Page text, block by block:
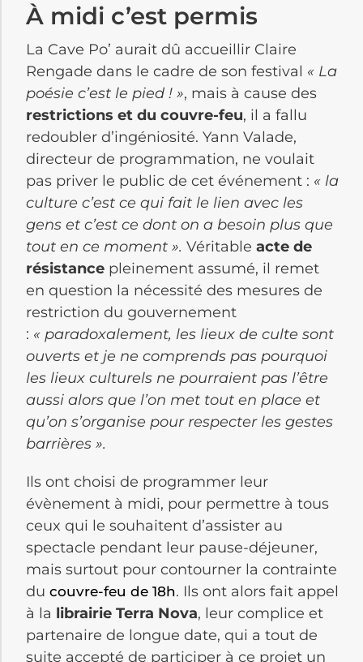
À midi c’est permis
La Cave Po’ aurait dû accueillir Claire
Rengade dans le cadre de son festival « La
poésie c’est le pied ! », mais à cause des
restrictions et du couvre-feu, il a fallu
redoubler d’ingéniosité. Yann Valade,
directeur de programmation, ne voulait
pas priver le public de cet événement : « la
culture c’est ce qui fait le lien avec les
gens et c’est ce dont on a besoin plus que
tout en ce moment ». Véritable acte de
résistance pleinement assumé, il remet
en question la nécessité des mesures de
restriction du gouvernement
: « paradoxalement, les lieux de culte sont
ouverts et je ne comprends pas pourquoi
les lieux culturels ne pourraient pas l’être
aussi alors que l’on met tout en place et
qu’on s’organise pour respecter les gestes
barrières ».
Ils ont choisi de programmer leur
évènement à midi, pour permettre à tous
ceux qui le souhaitent d’assister au
spectacle pendant leur pause-déjeuner,
mais surtout pour contourner la contrainte
du couvre-feu de 18h. Ils ont alors fait appel
à la librairie Terra Nova, leur complice et
partenaire de longue date, qui a tout de
suite accepté de participer à ce projet un